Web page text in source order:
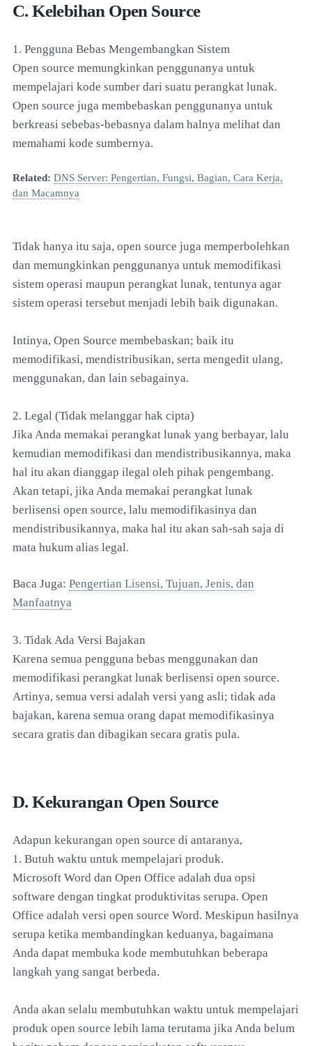
C. Kelebihan Open Source
1. Pengguna Bebas Mengembangkan Sistem
Open source memungkinkan penggunanya untuk
mempelajari kode sumber dari suatu perangkat lunak.
Open source juga membebaskan penggunanya untuk
berkreasi sebebas-bebasnya dalam halnya melihat dan
memahami kode sumbernya.
Related: DNS Server: Pengertian, Fungsi, Bagian, Cara Kerja,
dan Macamnya
Tidak hanya itu saja, open source juga memperbolehkan
dan memungkinkan penggunanya untuk memodifikasi
sistem operasi maupun perangkat lunak, tentunya agar
sistem operasi tersebut menjadi lebih baik digunakan.
Intinya, Open Source membebaskan; baik itu
memodifikasi, mendistribusikan, serta mengedit ulang,
menggunakan, dan lain sebagainya.
2. Legal (Tidak melanggar hak cipta)
Jika Anda memakai perangkat lunak yang berbayar, lalu
kemudian memodifikasi dan mendistribusikannya, maka
hal itu akan dianggap ilegal oleh pihak pengembang.
Akan tetapi, jika Anda memakai perangkat lunak
berlisensi open source, lalu memodifikasinya dan
mendistribusikannya, maka hal itu akan sah-sah saja di
mata hukum alias legal.
Baca Juga: Pengertian Lisensi, Tujuan, Jenis, dan
Manfaatnya
3. Tidak Ada Versi Bajakan
Karena semua pengguna bebas menggunakan dan
memodifikasi perangkat lunak berlisensi open source.
Artinya, semua versi adalah versi yang asli; tidak ada
bajakan, karena semua orang dapat memodifikasinya
secara gratis dan dibagikan secara gratis pula.
D. Kekurangan Open Source
Adapun kekurangan open source di antaranya,
1. Butuh waktu untuk mempelajari produk.
Microsoft Word dan Open Office adalah dua opsi
software dengan tingkat produktivitas serupa. Open
Office adalah versi open source Word. Meskipun hasilnya
serupa ketika membandingkan keduanya, bagaimana
Anda dapat membuka kode membutuhkan beberapa
langkah yang sangat berbeda.
Anda akan selalu membutuhkan waktu untuk mempelajari
produk open source lebih lama terutama jika Anda belum